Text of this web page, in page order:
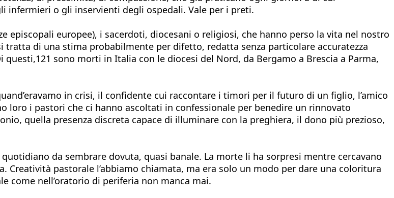
infermieri o gli inservienti degli ospedali. Vale per i preti.
episcopali europee), i sacerdoti, diocesani o religiosi, che hanno perso la vita nel nostro
di una stima probabilmente per difetto, redatta senza particolare accuratezza
sono morti in Italia con le diocesi del Nord, da Bergamo a Brescia a Parma,
in crisi, il confidente cui raccontare i timori per il futuro di un figlio, l’amico
loro i pastori che ci hanno ascoltati in confessionale per benedire un rinnovato
quella presenza discreta capace di illuminare con la preghiera, il dono più prezioso,
da sembrare dovuta, quasi banale. La morte li ha sorpresi mentre cercavano
Creatività pastorale l’abbiamo chiamata, ma era solo un modo per dare una coloritura
come nell’oratorio di periferia non manca mai.